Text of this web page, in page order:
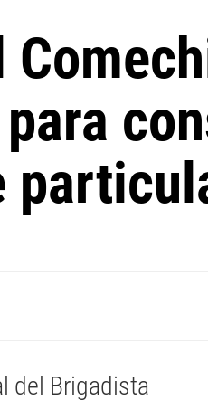
del Brigadista